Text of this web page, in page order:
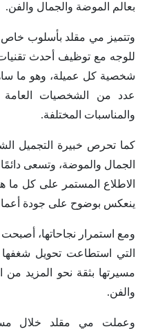
بعالم الموضة والجمال والفن.
وتتميز مي مقلد بأسلوب خاص
للوجه مع توظيف أحدث تقنيات
شخصية كل عميلة، وهو ما
عدد من الشخصيات العامة
والمناسبات المختلفة.
كما تحرص خبيرة التجميل
الجمال والموضة، وتسعى
الاطلاع المستمر على كل ما
ينعكس بوضوح على جودة
ومع استمرار نجاحاتها،
التي استطاعت تحويل
مسيرتها بثقة نحو المزيد من
والفن.
وعملت مي مقلد خلال